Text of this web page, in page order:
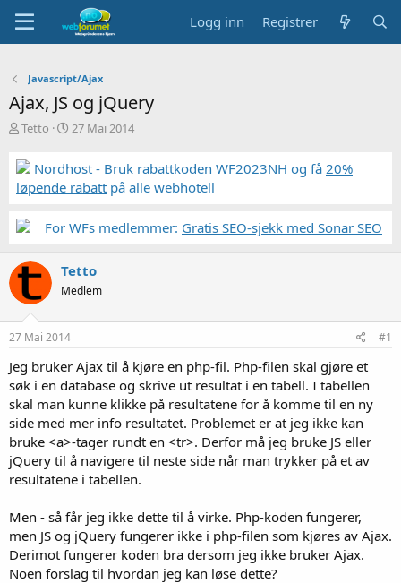
Logg inn Registrer
Javascript/Ajax
Ajax, JS og jQuery
T
å
d
s
a
e
Tetto
S
r
t
a
27 Mai 2014
Nordhost - Bruk rabattkoden WF2023NH og få 20%
løpende rabatt på alle webhotell
For WFs medlemmer: Gratis SEO-sjekk med Sonar SEO
Tetto
Medlem
27 Mai 2014 #1
Jeg bruker Ajax til å kjøre en php-fil. Php-filen skal gjøre et
søk i en database og skrive ut resultat i en tabell. I tabellen
skal man kunne klikke på resultatene for å komme til en ny
side med mer info resultatet. Problemet er at jeg ikke kan
bruke <a>-tager rundt en <tr>. Derfor må jeg bruke JS eller
jQuery til å navigere til neste side når man trykker på et av
resultatene i tabellen.
Men - så får jeg ikke dette til å virke. Php-koden fungerer,
men JS og jQuery fungerer ikke i php-filen som kjøres av Ajax.
Derimot fungerer koden bra dersom jeg ikke bruker Ajax.
Noen forslag til hvordan jeg kan løse dette?